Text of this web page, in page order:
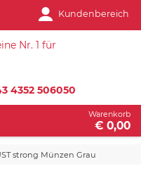
Kundenbereich
4352 506050
Warenkorb
€ 0,00
strong Münzen Grau